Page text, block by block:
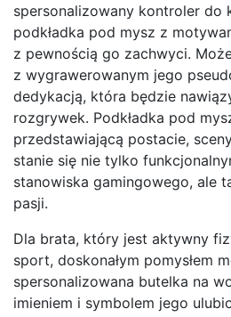
spersonalizowany kontroler do
podkładka pod mysz z
z pewnością go zachwyci.
z wygrawerowanym jego
dedykacją, która będzie
rozgrywek. Podkładka pod
przedstawiającą postacie,
stanie się nie tylko
stanowiska gamingowego, ale
pasji.
Dla brata, który jest aktywny
sport, doskonałym pomysłem
spersonalizowana butelka na
imieniem i symbolem jego